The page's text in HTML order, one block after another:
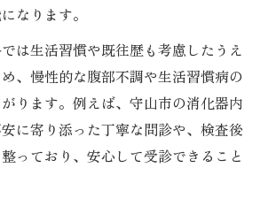
科選びで迷った時の守山市のヒン
信頼される消化器内科の見極め方
用や診療科の違いを徹底解説
科で腹部エコーの費用相場を把握
波検査の保険診療と自費の違い
科の腹部エコー費用を分かりやす
なります。
は生活習慣や既往歴も考慮したうえ
、慢性的な腹部不調や生活習慣病の
ります。例えば、守山市の消化器内
に寄り添った丁寧な問診や、検査後
っており、安心して受診できること